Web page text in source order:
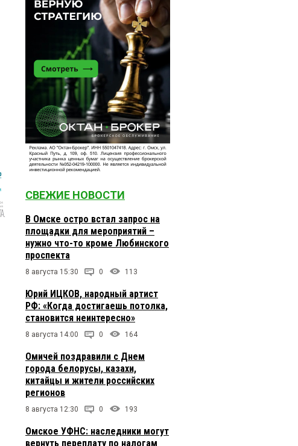
СВЕЖИЕ НОВОСТИ
В Омске остро встал запрос на
площадки для мероприятий –
нужно что-то кроме Любинского
проспекта
8 августа 15:30 0 113
Юрий ИЦКОВ, народный артист
РФ: «Когда достигаешь потолка,
становится неинтересно»
8 августа 14:00 0 164
Омичей поздравили с Днем
города белорусы, казахи,
китайцы и жители российских
регионов
8 августа 12:30 0 193
Омское УФНС: наследники могут
вернуть переплату по налогам